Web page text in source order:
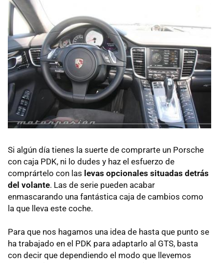
Si algún día tienes la suerte de comprarte un Porsche
con caja PDK, ni lo dudes y haz el esfuerzo de
comprártelo con las levas opcionales situadas detrás
del volante. Las de serie pueden acabar
enmascarando una fantástica caja de cambios como
la que lleva este coche.
Para que nos hagamos una idea de hasta que punto se
ha trabajado en el PDK para adaptarlo al GTS, basta
con decir que dependiendo el modo que llevemos